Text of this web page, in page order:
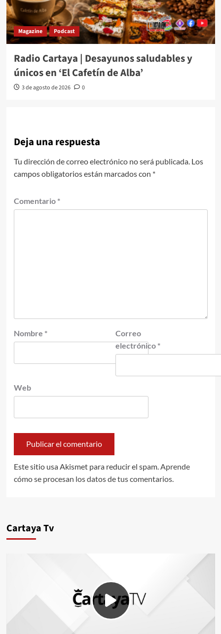
Magazine Podcast
Radio Cartaya | Desayunos saludables y
únicos en ‘El Cafetín de Alba’
3 de agosto de 2026 0
Deja una respuesta
Tu dirección de correo electrónico no será publicada. Los
campos obligatorios están marcados con *
Comentario *
Nombre *
Correo
electrónico *
Web
Este sitio usa Akismet para reducir el spam. Aprende
cómo se procesan los datos de tus comentarios.
Cartaya Tv